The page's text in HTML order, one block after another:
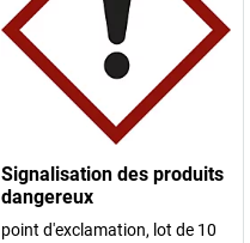
Signalisation des produits
dangereux
point d'exclamation, lot de 10